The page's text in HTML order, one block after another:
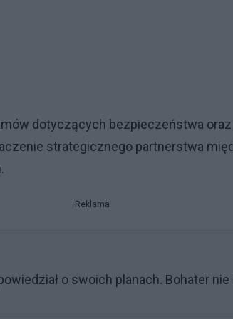
dotyczących bezpieczeństwa
strategicznego partnerstwa
Reklama
o swoich planach. Bohater